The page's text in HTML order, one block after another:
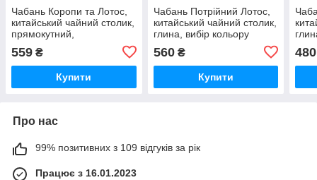
Чабань Коропи та Лотос,
китайський чайний столик,
прямокутний,
559 ₴
Купити
Чабань Потрійний Лотос,
китайський чайний столик,
глина, вибір кольору
23х15х3.5 см
560₴
Купити
480
Про нас
99% позитивних з 109 відгуків за рік
Працює з 16.01.2023